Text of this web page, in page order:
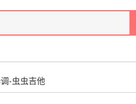
-虫虫吉他